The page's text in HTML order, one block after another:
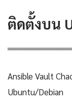
ติดตั้งบน
Ansible Vault
Ubuntu/Debian